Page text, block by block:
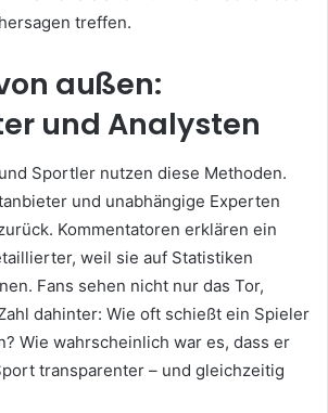
treffen.
außen:
und Analysten
Sportler nutzen diese Methoden.
und unabhängige Experten
Kommentatoren erklären ein
weil sie auf Statistiken
Fans sehen nicht nur das Tor,
dahinter: Wie oft schießt ein Spieler
Wie wahrscheinlich war es, dass er
transparenter – und gleichzeitig